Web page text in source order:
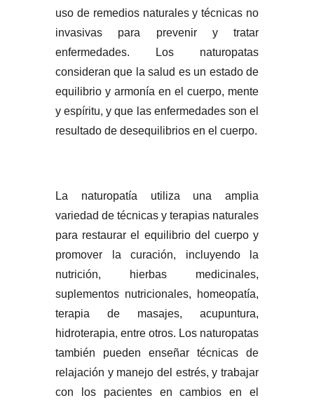
uso de remedios naturales y técnicas no
invasivas para prevenir y tratar
enfermedades. Los naturopatas
consideran que la salud es un estado de
equilibrio y armonía en el cuerpo, mente
y espíritu, y que las enfermedades son el
resultado de desequilibrios en el cuerpo.
La naturopatía utiliza una amplia
variedad de técnicas y terapias naturales
para restaurar el equilibrio del cuerpo y
promover la curación, incluyendo la
nutrición, hierbas medicinales,
suplementos nutricionales, homeopatía,
terapia de masajes, acupuntura,
hidroterapia, entre otros. Los naturopatas
también pueden enseñar técnicas de
relajación y manejo del estrés, y trabajar
con los pacientes en cambios en el